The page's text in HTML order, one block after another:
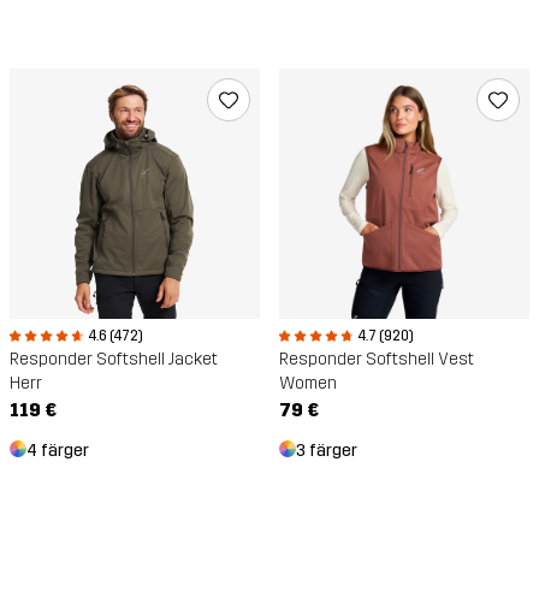
4.6 (472)
Responder Softshell Jacket
Herr
119 €
4 färger
4.7 (920)
Responder Softshell Vest
Women
79 €
3 färger